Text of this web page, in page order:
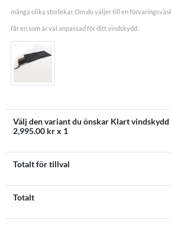
många olika storlekar. Om du väljer till en
får en som är väl anpassad för ditt vindskydd.
Välj den variant du önskar Klart vindskydd
2,995.00 kr x 1
Totalt för tillval
Totalt